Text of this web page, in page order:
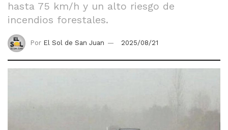
hasta 75 km/h y un alto riesgo de
incendios forestales.
Por El Sol de San Juan 2025/08/21